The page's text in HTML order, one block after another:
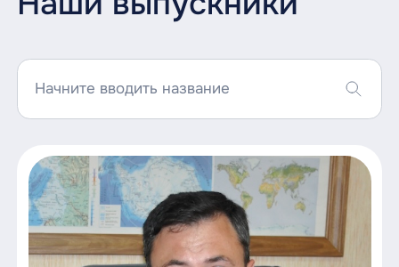
Начните вводить название